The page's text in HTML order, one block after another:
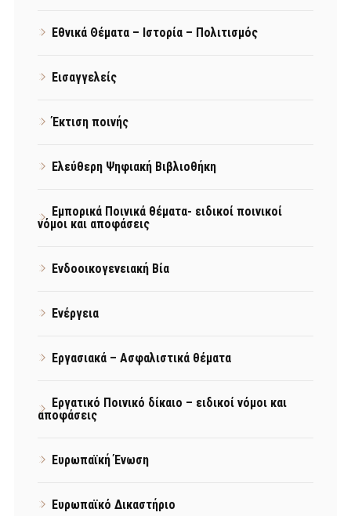
Εθνικά Θέματα – Ιστορία – Πολιτισμός
Εισαγγελείς
Έκτιση ποινής
Ελεύθερη Ψηφιακή Βιβλιοθήκη
Εμπορικά Ποινικά θέματα- ειδικοί ποινικοί
νόμοι και αποφάσεις
Ενδοοικογενειακή Βία
Ενέργεια
Εργασιακά – Ασφαλιστικά θέματα
Εργατικό Ποινικό δίκαιο – ειδικοί νόμοι και
αποφάσεις
Ευρωπαϊκή Ένωση
Ευρωπαϊκό Δικαστήριο